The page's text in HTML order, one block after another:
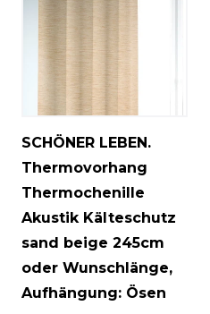
SCHÖNER LEBEN.
Thermovorhang
Thermochenille
Akustik Kälteschutz
sand beige 245cm
oder Wunschlänge,
Aufhängung: Ösen